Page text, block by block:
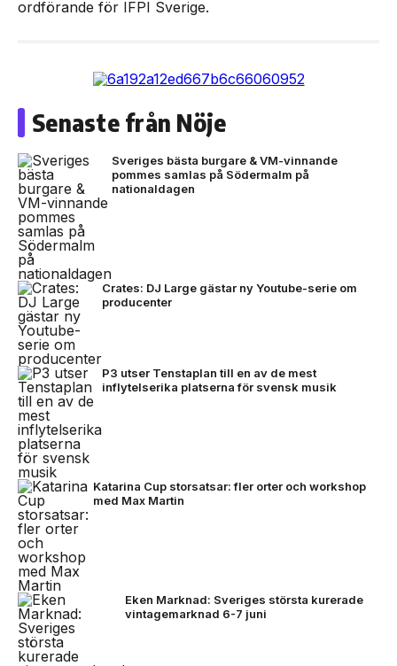
ordförande för IFPI Sverige.
Senaste från Nöje
Sveriges bästa burgare & VM-vinnande
pommes samlas på Södermalm på
nationaldagen
Crates: DJ Large gästar ny Youtube-serie om
producenter
P3 utser Tenstaplan till en av de mest
inflytelserika platserna för svensk musik
Katarina Cup storsatsar: fler orter och workshop
med Max Martin
Eken Marknad: Sveriges största kurerade
vintagemarknad 6-7 juni